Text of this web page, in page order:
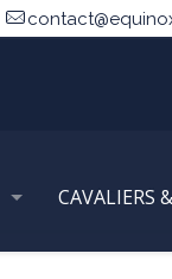
CAVALIERS
Accueil